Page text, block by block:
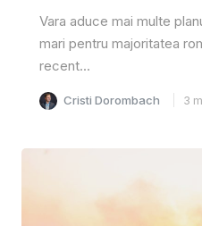
Vara aduce mai multe
mari pentru majoritatea
recent...
Cristi Dorombach 3